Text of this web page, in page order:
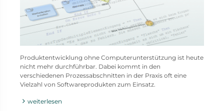
Produktentwicklung ohne Computerunterstützung ist heute
nicht mehr durchführbar. Dabei kommt in den
verschiedenen Prozessabschnitten in der Praxis oft eine
Vielzahl von Softwareprodukten zum Einsatz.
weiterlesen